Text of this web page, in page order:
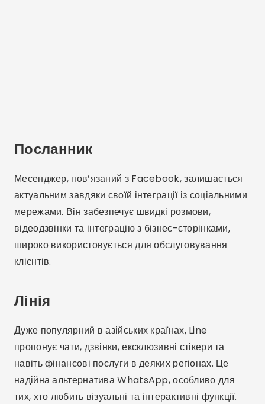
Посланник
Месенджер, пов’язаний з Facebook, залишається
актуальним завдяки своїй інтеграції із соціальними
мережами. Він забезпечує швидкі розмови,
відеодзвінки та інтеграцію з бізнес-сторінками,
широко використовується для обслуговування
клієнтів.
Лінія
Дуже популярний в азійських країнах, Line
пропонує чати, дзвінки, ексклюзивні стікери та
навіть фінансові послуги в деяких регіонах. Це
надійна альтернатива WhatsApp, особливо для
тих, хто любить візуальні та інтерактивні функції.